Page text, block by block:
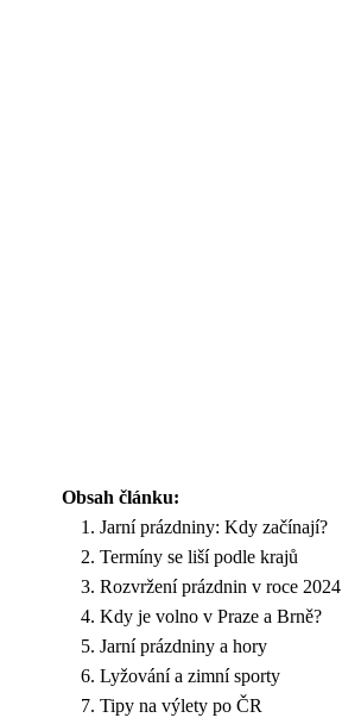
Obsah článku:
Jarní prázdniny: Kdy začínají?
Termíny se liší podle krajů
Rozvržení prázdnin v roce 2024
Kdy je volno v Praze a Brně?
Jarní prázdniny a hory
Lyžování a zimní sporty
Tipy na výlety po ČR